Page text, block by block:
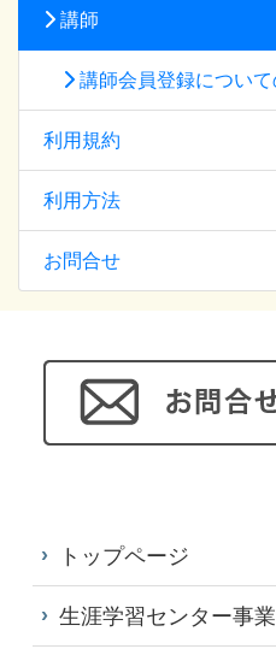
講師
講師会員登録につい
利用規約
利用方法
お問合せ
トップページ
生涯学習センター事業